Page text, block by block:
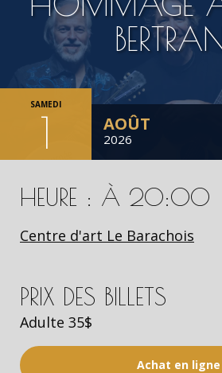
Salles de spectacles
SAMEDI
1 AOÛT
2026
HEURE : À 20:00
Centre d'art Le Barachois
PRIX DES BILLETS
Adulte 35$
Achat en ligne